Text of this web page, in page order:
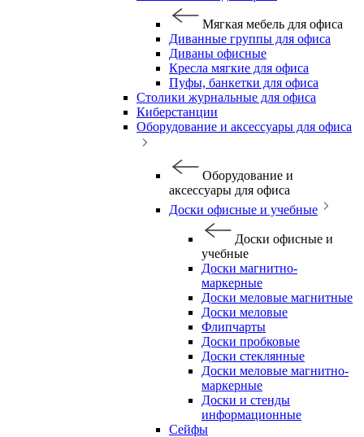
Мягкая мебель для офиса
Диванные группы для офиса
Диваны офисные
Кресла мягкие для офиса
Пуфы, банкетки для офиса
Столики журнальные для офиса
Киберстанции
Оборудование и аксессуары для офиса
Оборудование и
аксессуары для офиса
Доски офисные и учебные
Доски офисные и
учебные
Доски магнитно-
маркерные
Доски меловые магнитные
Доски меловые
Флипчарты
Доски пробковые
Доски стеклянные
Доски меловые магнитно-
маркерные
Доски и стенды
информационные
Сейфы